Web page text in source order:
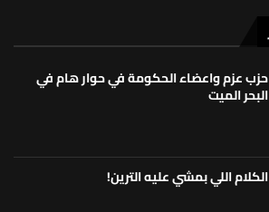
حزب عزم واعضاء الحكومة في حوار هام في
البحر الميت
الكلام اللي بمشي عليه الترين!